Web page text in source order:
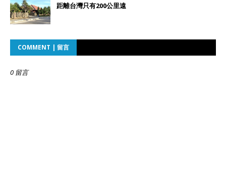
距離台灣只有200公里遠
COMMENT | 留言
0 留言